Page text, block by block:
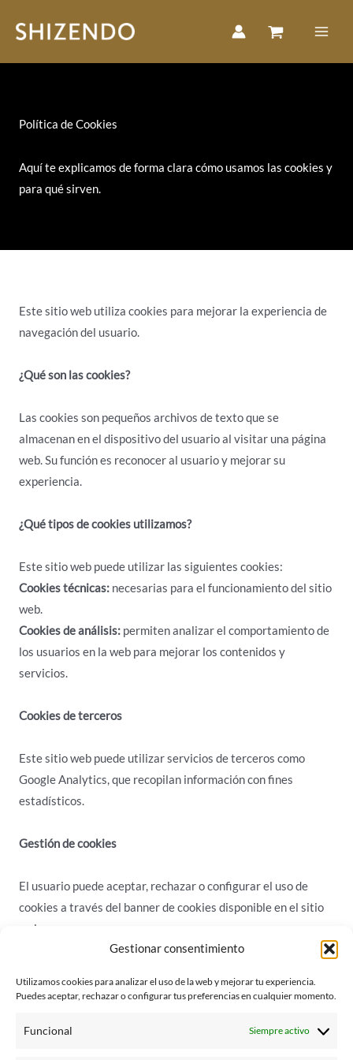
Gestionar consentimiento
Utilizamos cookies para analizar el uso de la web y mejorar tu experiencia.
Puedes aceptar, rechazar o configurar tus preferencias en cualquier momento.
Funcional Siempre activo
Política de Cookies
Aquí te explicamos de forma clara cómo usamos las cookies y
para qué sirven.
Este sitio web utiliza cookies para mejorar la experiencia de
navegación del usuario.
¿Qué son las cookies?
Las cookies son pequeños archivos de texto que se
almacenan en el dispositivo del usuario al visitar una página
web. Su función es reconocer al usuario y mejorar su
experiencia.
¿Qué tipos de cookies utilizamos?
Este sitio web puede utilizar las siguientes cookies:
Cookies técnicas: necesarias para el funcionamiento del sitio
web.
Cookies de análisis: permiten analizar el comportamiento de
los usuarios en la web para mejorar los contenidos y
servicios.
Cookies de terceros
Este sitio web puede utilizar servicios de terceros como
Google Analytics, que recopilan información con fines
estadísticos.
Gestión de cookies
El usuario puede aceptar, rechazar o configurar el uso de
cookies a través del banner de cookies disponible en el sitio
web.
También puede eliminar o bloquear las cookies desde su